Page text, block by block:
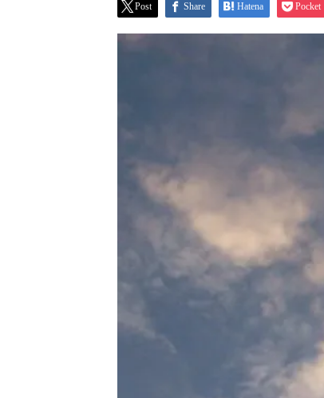
Post Share Hatena Pocket